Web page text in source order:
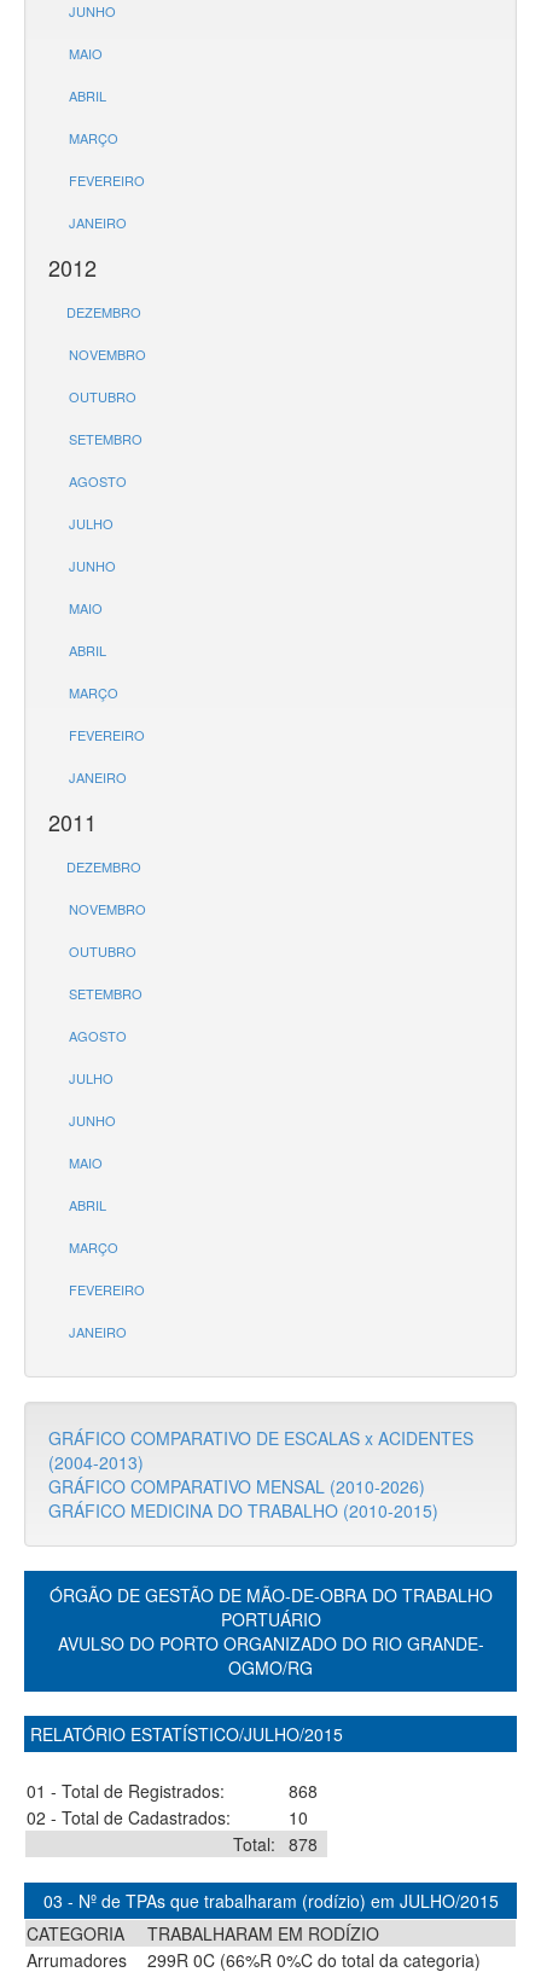
JUNHO
MAIO
ABRIL
MARÇO
FEVEREIRO
JANEIRO
2012
DEZEMBRO
NOVEMBRO
OUTUBRO
SETEMBRO
AGOSTO
JULHO
JUNHO
MAIO
ABRIL
MARÇO
FEVEREIRO
JANEIRO
2011
DEZEMBRO
NOVEMBRO
OUTUBRO
SETEMBRO
AGOSTO
JULHO
JUNHO
MAIO
ABRIL
MARÇO
FEVEREIRO
JANEIRO
GRÁFICO COMPARATIVO DE ESCALAS x ACIDENTES
(2004-2013)
GRÁFICO COMPARATIVO MENSAL (2010-2026)
GRÁFICO MEDICINA DO TRABALHO (2010-2015)
ÓRGÃO DE GESTÃO DE MÃO-DE-OBRA DO TRABALHO
PORTUÁRIO
AVULSO DO PORTO ORGANIZADO DO RIO GRANDE-
OGMO/RG
RELATÓRIO ESTATÍSTICO/JULHO/2015
01 - Total de Registrados:
868
02 - Total de Cadastrados:
10
Total: 878
03 - Nº de TPAs que trabalharam (rodízio) em JULHO/2015
CATEGORIA
TRABALHARAM EM RODÍZIO
Arrumadores
299R 0C (66%R 0%C do total da categoria)